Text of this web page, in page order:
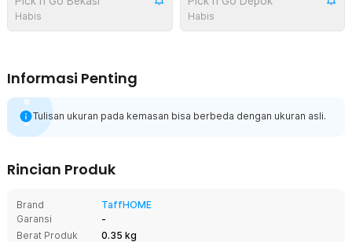
Habis Habis
Informasi Penting
Tulisan ukuran pada kemasan bisa berbeda dengan ukuran asli.
Rincian Produk
Brand
TaffHOME
Garansi
-
Berat Produk
0.35 kg